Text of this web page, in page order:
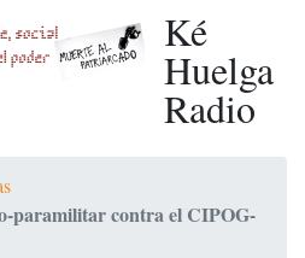
Ké
Huelga
Radio
paramilitar contra el CIPOG-